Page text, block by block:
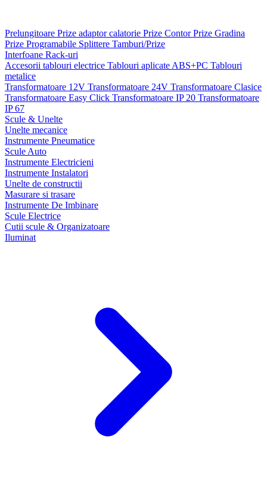
Prelungitoare Prize adaptor calatorie Prize ContorPrize Gradina
Prize Programabile Splittere Tamburi/Prize
Interfoane Rack-uri
Accesorii tablouri electrice Tablouri aplicate ABS+PC Tablouri
metalice
Transformatoare 12V Transformatoare 24V Transformatoare Clasice
Transformatoare Easy Click Transformatoare IP 20 Transformatoare
IP 67
Scule & Unelte
Unelte mecanice
Instrumente Pneumatice
Scule Auto
Instrumente Electricieni
Instrumente Instalatori
Unelte de constructii
Masurare si trasare
Instrumente De Imbinare
Scule Electrice
Cutii scule & Organizatoare
Iluminat